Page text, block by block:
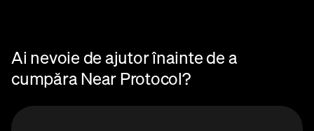
Ai nevoie de ajutor înainte de a
cumpăra Near Protocol?